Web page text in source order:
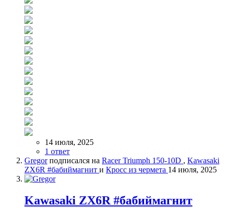
14 июля, 2025
1 ответ
Gregorподписался на Racer Triumph 150-10D , Kawasaki
ZX6R #бабиймагнит и Кросс из чермета 14 июля, 2025
Kawasaki ZX6R #бабиймагнит